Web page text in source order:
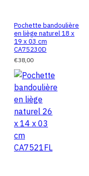
Pochette bandoulière
en liège naturel 18 x
19 x 03 cm
CA75230D
€38,00